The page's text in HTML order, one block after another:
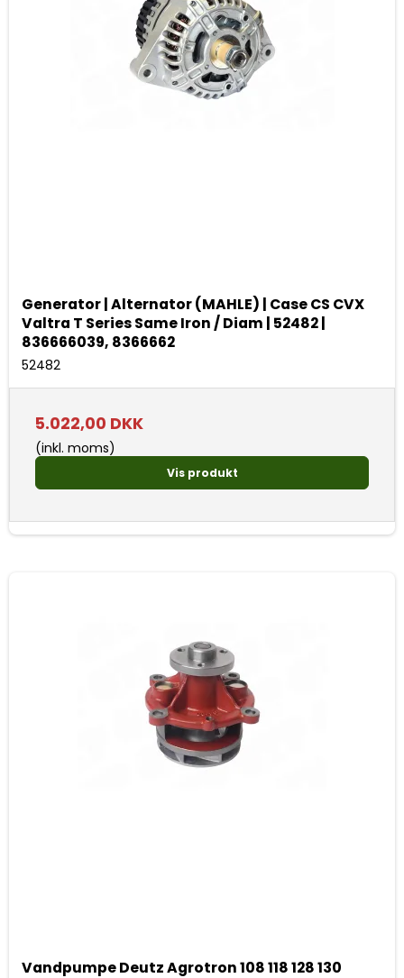
Generator | Alternator (MAHLE) | Case CS CVX
Valtra T Series Same Iron / Diam | 52482 |
836666039, 8366662
52482
5.022,00 DKK
(inkl. moms)
Vis produkt
Vandpumpe Deutz Agrotron 108 118 128 130